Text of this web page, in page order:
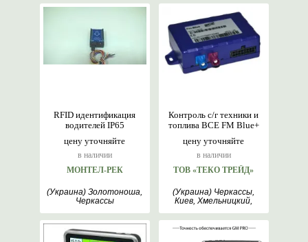
цену уточняйте
в наличии
RFID идентификация
водителей IP65
МОНТЕЛ-РЕК
(Украина) Золотоноша,
Черкассы
цену уточняйте
в наличии
Контроль с/г техники и
топлива BCE FM Blue+
ТОВ «ТЕКО ТРЕЙД»
(Украина) Черкассы,
Киев, Хмельницкий,